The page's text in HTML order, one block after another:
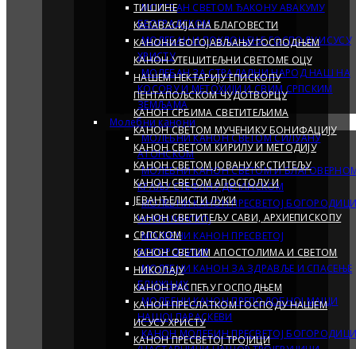
МОЛЕБАН СВETOM ЂАКОНУ АВАКУМУ
БЕОГРАДСКОМ
МОЛЕБАН И ПОКЛОЊЕЊЕ ГОСПОДУ ИСУСУ
ХРИСТУ
МОЛЕБАН ЗА СТРАДАЛНИ НАРОД НАШ НА
КОСОВУ И МЕТОХИЈИ И СВИМ СРПСКИМ
ЗЕМЉАМА
Молебни канони
МОЛЕБНИ КАНОН СВЕТОМ СИЛУАНУ
АТОНСКОМ
МОЛЕБНИ КАНОН СВЕТОМ И
КРАЉУ СТЕФАНУ ДЕЧАНСКОМ
МОЛЕБНИ КАНОН ПРЕСВЕТОЈ
ЧОКЕШИНСКОЈ
МОЛЕБНИ КАНОН ПРЕСВЕТОЈ
БОГОРОДИЦИ
МОЛЕБНИ КАНОН ЗА ЗДРАВЉЕ И СПАСЕЊЕ
БЛИЖЊИХ
МОЛБЕНИ КАНОН ПРЕПОДОБНОЈ МАЈЦИ
НАШОЈ ПАРАСКЕВИ
КАНОН МОЛЕБИН ПРЕСВЕТОЈ
ТИШИНЕ
КАТАВАСИЈА НА БЛАГОВЕСТИ
КАНОНИ БОГОЈАВЉАЊУ ГОСПОДЊЕМ
КАНОН УТЕШИТЕЉНИ СВЕТОМЕ ОЦУ
НАШЕМ НЕКТАРИЈУ ЕПИСКОПУ
ПЕНТАПОЉСКОМ ЧУДОТВОРЦУ
КАНОН СРБИМА СВЕТИТЕЉИМА
КАНОН СВЕТОМ МУЧЕНИКУ БОНИФАЦИЈУ
КАНОН СВЕТОМ КИРИЛУ И МЕТОДИЈУ
КАНОН СВЕТОМ ЈОВАНУ КРСТИТЕЉУ
КАНОН СВЕТОМ АПОСТОЛУ И
ЈЕВАНЂЕЛИСТИ ЛУКИ
КАНОН СВЕТИТЕЉУ САВИ, АРХИЕПИСКОПУ
СРПСКОМ
КАНОН СВЕТИМ АПОСТОЛИМА И СВЕТОМ
НИКОЛАЈУ
КАНОН РАСПЕЋУ ГОСПОДЊЕМ
КАНОН ПРЕСЛАТКОМ ГОСПОДУ НАШЕМ
ИСУСУ ХРИСТУ
КАНОН ПРЕСВЕТОЈ ТРОЈИЦИ